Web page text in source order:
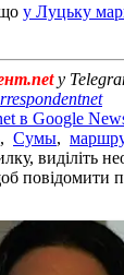
у Луцьку
у
в Google
, Сумы,
виділіть
повідомити